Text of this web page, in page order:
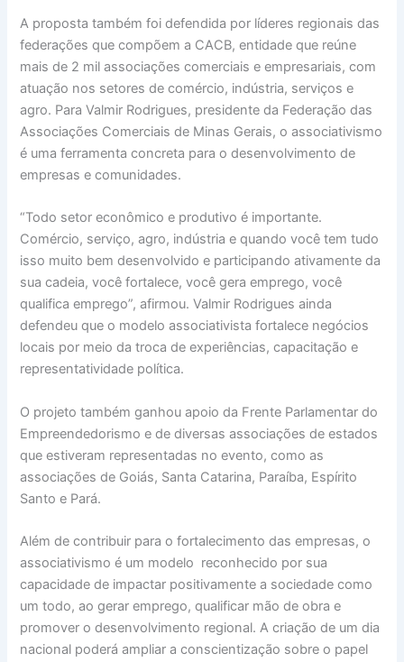
A proposta também foi defendida por líderes regionais das
federações que compõem a CACB, entidade que reúne
mais de 2 mil associações comerciais e empresariais, com
atuação nos setores de comércio, indústria, serviços e
agro. Para Valmir Rodrigues, presidente da Federação das
Associações Comerciais de Minas Gerais, o associativismo
é uma ferramenta concreta para o desenvolvimento de
empresas e comunidades.
“Todo setor econômico e produtivo é importante.
Comércio, serviço, agro, indústria e quando você tem tudo
isso muito bem desenvolvido e participando ativamente da
sua cadeia, você fortalece, você gera emprego, você
qualifica emprego”, afirmou. Valmir Rodrigues ainda
defendeu que o modelo associativista fortalece negócios
locais por meio da troca de experiências, capacitação e
representatividade política.
O projeto também ganhou apoio da Frente Parlamentar do
Empreendedorismo e de diversas associações de estados
que estiveram representadas no evento, como as
associações de Goiás, Santa Catarina, Paraíba, Espírito
Santo e Pará.
Além de contribuir para o fortalecimento das empresas, o
associativismo é um modelo reconhecido por sua
capacidade de impactar positivamente a sociedade como
um todo, ao gerar emprego, qualificar mão de obra e
promover o desenvolvimento regional. A criação de um dia
nacional poderá ampliar a conscientização sobre o papel